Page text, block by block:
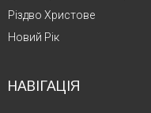
Різдво Христове
Новий Рік
НАВІГАЦІЯ